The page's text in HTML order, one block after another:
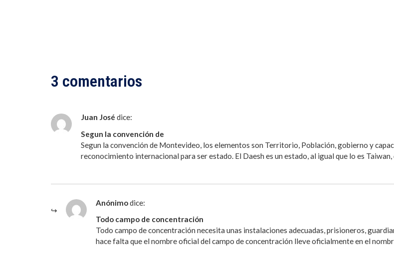
3 comentarios
Juan José dice:
Segun la convención de
Segun la convención de Montevideo, los elementos son Territorio, Población, gobierno y
reconocimiento internacional para ser estado. El Daesh es un estado, al igual que lo es
Anónimodice:
Todo campo de concentración
Todo campo de concentración necesita unas instalaciones adecuadas, prisioneros,
hace falta que el nombre oficial del campo de concentración lleve oficialmente en el